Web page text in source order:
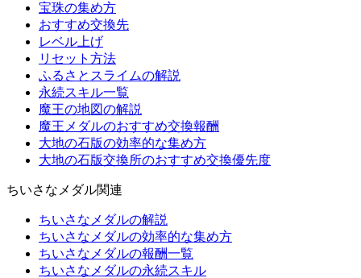
宝珠の集め方
おすすめ交換先
レベル上げ
リセット方法
ふるさとスライムの解説
永続スキル一覧
魔王の地図の解説
魔王メダルのおすすめ交換報酬
大地の石版の効率的な集め方
大地の石版交換所のおすすめ交換優先度
ちいさなメダル関連
ちいさなメダルの解説
ちいさなメダルの効率的な集め方
ちいさなメダルの報酬一覧
ちいさなメダルの永続スキル